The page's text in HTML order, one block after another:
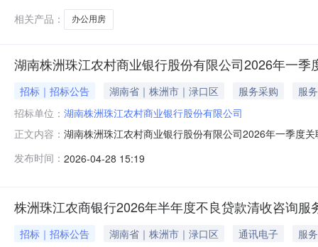
相关产品：
办公用房
湖南株洲珠江农村商业银行股份有限公司2026年一季
招标｜招标公告 湖南省｜株洲市｜渌口区 服务采购
服务
招标单位： 湖南株洲珠江农村商业银行股份有限公司
正文内容： 湖南株洲珠江农村商业银行股份有限公司2026年一季度
规定，遵循诚实信用、公开公允、穿透识别、结构清晰
发布时间： 2026-04-28 15:19
株洲珠江农商银行2026年半年度不良贷款清收咨询服
招标｜招标公告 湖南省｜株洲市｜渌口区 通讯电子
服务